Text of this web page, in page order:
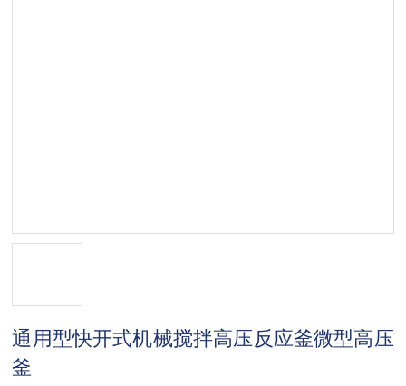
通用型快开式机械搅拌高压反应釜微型高压
釜